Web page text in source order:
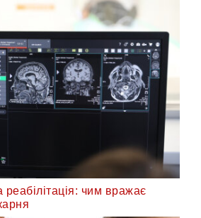
чим вражає